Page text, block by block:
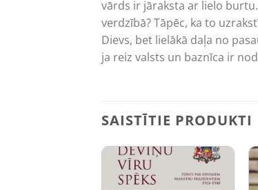
vārds ir jāraksta ar lielo
verdzībā? Tāpēc, ka to
Dievs, bet lielākā daļa no
ja reiz valsts un baznīca ir
SAISTĪTIE PRODUKTI